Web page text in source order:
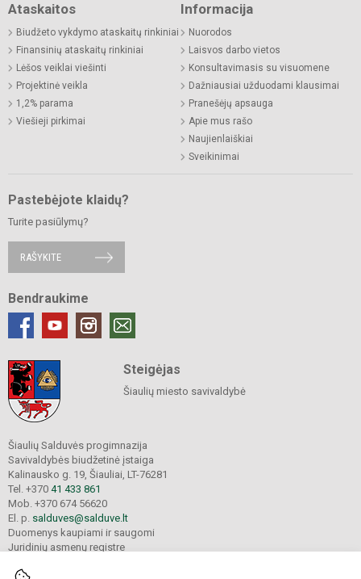
Ataskaitos
Biudžeto vykdymo ataskaitų rinkiniai
Finansinių ataskaitų rinkiniai
Lėšos veiklai viešinti
Projektinė veikla
1,2% parama
Viešieji pirkimai
Informacija
Nuorodos
Laisvos darbo vietos
Konsultavimasis su visuomene
Dažniausiai užduodami klausimai
Pranešėjų apsauga
Apie mus rašo
Naujienlaiškiai
Sveikinimai
Pastebėjote klaidų?
Turite pasiūlymų?
RAŠYKITE
Bendraukime
Steigėjas
Šiaulių miesto savivaldybė
Šiaulių Salduvės progimnazija
Savivaldybės biudžetinė įstaiga
Kalinausko g. 19, Šiauliai, LT-76281
Tel. +370 41 433 861
Mob. +370 674 56620
El. p. salduves@salduve.lt
Duomenys kaupiami ir saugomi
Juridinių asmenų registre